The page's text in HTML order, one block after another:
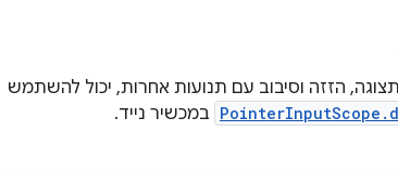
הזזה וסיבוב עם תנועות אחרות, יכול להשתמש
במכשיר נייד.